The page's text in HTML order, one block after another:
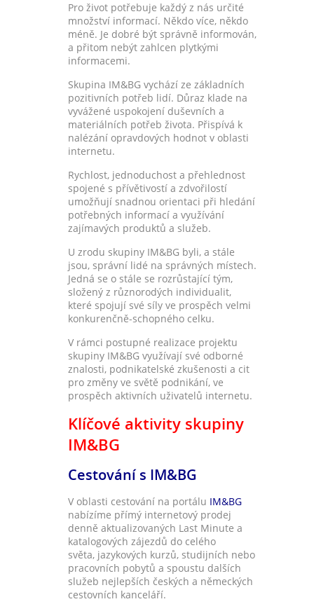
Pro život potřebuje každý z nás určité
množství informací. Někdo více, někdo
méně. Je dobré být správně informován,
a přitom nebýt zahlcen plytkými
informacemi.
Skupina IM&BG vychází ze základních
pozitivních potřeb lidí. Důraz klade na
vyvážené uspokojení duševních a
materiálních potřeb života. Přispívá k
nalézání opravdových hodnot v oblasti
internetu.
Rychlost, jednoduchost a přehlednost
spojené s přívětivostí a zdvořilostí
umožňují snadnou orientaci při hledání
potřebných informací a využívání
zajímavých produktů a služeb.
U zrodu skupiny IM&BG byli, a stále
jsou, správní lidé na správných místech.
Jedná se o stále se rozrůstající tým,
složený z různorodých individualit,
které spojují své síly ve prospěch velmi
konkurenčně-schopného celku.
V rámci postupné realizace projektu
skupiny IM&BG využívají své odborné
znalosti, podnikatelské zkušenosti a cit
pro změny ve světě podnikání, ve
prospěch aktivních uživatelů internetu.
Klíčové aktivity skupiny
IM&BG
Cestování s IM&BG
V oblasti cestování na portálu IM&BG
nabízíme přímý internetový prodej
denně aktualizovaných Last Minute a
katalogových zájezdů do celého
světa, jazykových kurzů, studijních nebo
pracovních pobytů a spoustu dalších
služeb nejlepších českých a německých
cestovních kanceláří.